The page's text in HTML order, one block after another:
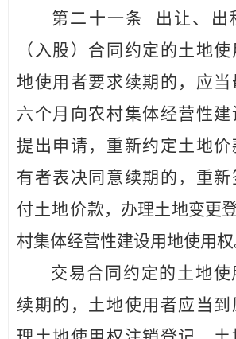
第二十一条
出让、出
（入股）合同约定的土地使
地使用者要求续期的，应
六个月向农村集体经营性
提出申请，重新约定土地
有者表决同意续期的，重
付土地价款，办理土地变更
村集体经营性建设用地使用权
交易合同约定的土地
续期的，土地使用者应当